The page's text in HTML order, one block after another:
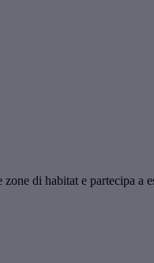
di habitat e partecipa a